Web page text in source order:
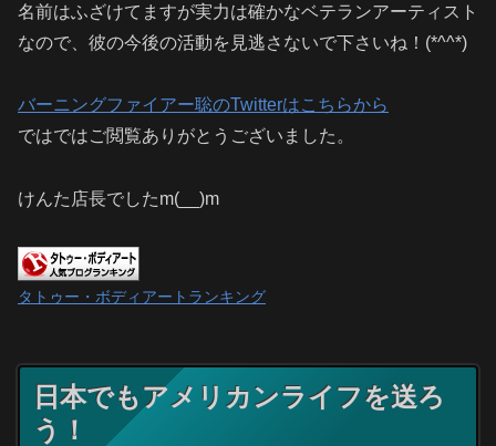
名前はふざけてますが実力は確かなベテランアーティスト
なので、彼の今後の活動を見逃さないで下さいね！(*^^*)
バーニングファイアー聡のTwitterはこちらから
ではではご閲覧ありがとうございました。
けんた店長でしたm(__)m
タトゥー・ボディアートランキング
日本でもアメリカンライフを送ろ
う！